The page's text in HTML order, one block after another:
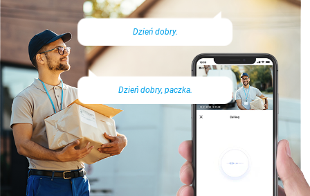
Dzień dobry.
Dzień dobry, paczka.